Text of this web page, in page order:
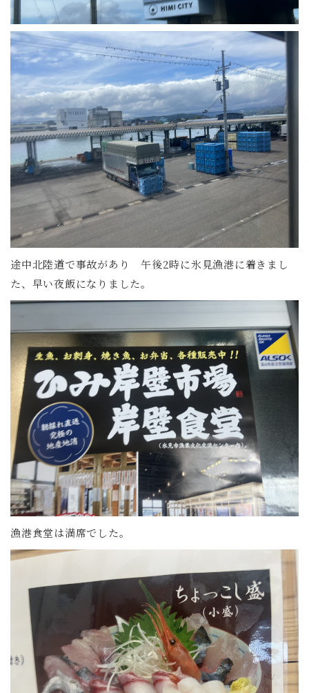
途中北陸道で事故があり 午後2時に氷見漁港に着きまし
た、早い夜飯になりました。
漁港食堂は満席でした。